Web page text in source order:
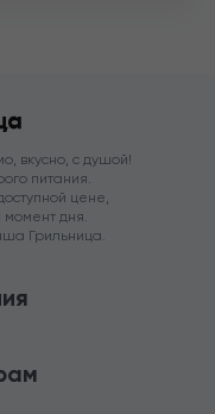
вкусно, с душой!
питания.
цене,
момент дня.
Грильница.